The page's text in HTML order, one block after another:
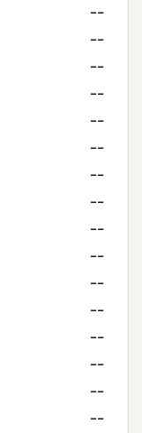
--
--
--
--
--
--
--
--
--
--
--
--
--
--
--
--